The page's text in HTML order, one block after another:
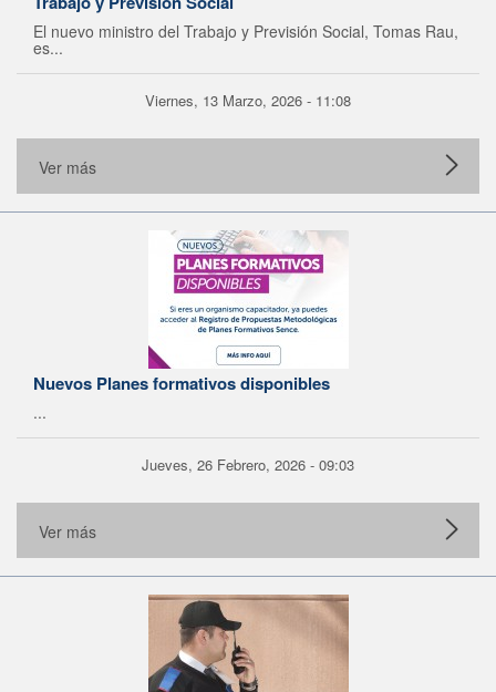
El nuevo ministro del Trabajo y Previsión Social, Tomas Rau,
es...
Viernes, 13 Marzo, 2026 - 11:08
Ver más
Nuevos Planes formativos disponibles
...
Jueves, 26 Febrero, 2026 - 09:03
Ver más